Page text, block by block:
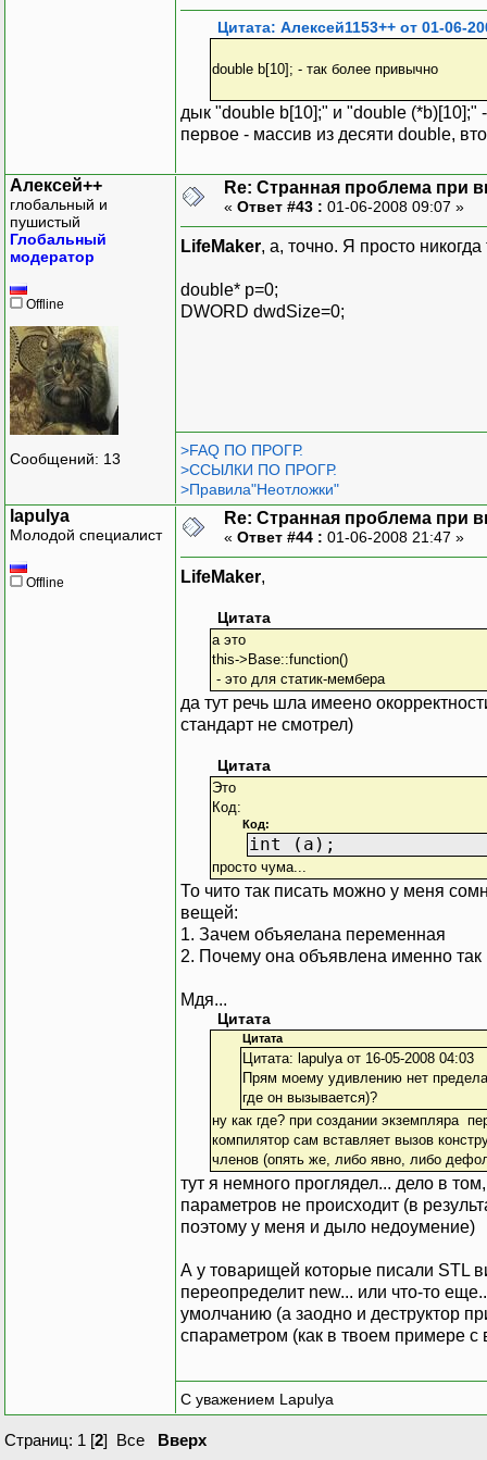
Цитата: Алексей1153++ от 01-06-
double b[10]; - так более привычно
дык "double b[10];" и "double (*b)[10];"
первое - массив из десяти double,
Алексей++
глобальный и
пушистый
Глобальный
модератор
Offline
Сообщений: 13
Re: Странная проблема при
« Ответ #43 : 01-06-2008 09:07 »
LifeMaker, а, точно. Я просто
double* p=0;
DWORD dwdSize=0;
>FAQ ПО ПРОГР.
>ССЫЛКИ ПО ПРОГР.
>Правила"Неотложки"
lapulya
Молодой специалист
Offline
Re: Странная проблема при
« Ответ #44 : 01-06-2008 21:47 »
LifeMaker,
Цитата
а это
this->Base::function()
- это для статик-мембера
да тут речь шла имеено
стандарт не смотрел)
Цитата
Это
Код:
Код:
int (a);
просто чума...
То чито так писать можно у меня
вещей:
1. Зачем объяелана переменная
2. Почему она объявлена именно
Мдя...
Цитата
Цитата
Цитата: lapulya от 16-05-2008 04:03
Прям моему удивлению нет
где он вызывается)?
ну как где? при создании экземпляра
компилятор сам вставляет вызов
членов (опять же, либо явно, либо
тут я немного проглядел... дело в
параметров не происходит (в
поэтому у меня и дыло недоумение)
А у товарищей которые писали STL
переопределит new... или что-то
умолчанию (а заодно и деструктор
спараметром (как в твоем примере с
С уважением Lapulya
Страниц: 1 [2] Все Вверх